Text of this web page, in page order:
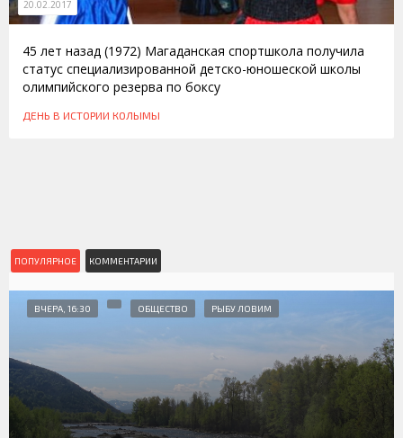
20.02.2017
45 лет назад (1972) Магаданская спортшкола получила
статус специализированной детско-юношеской школы
олимпийского резерва по боксу
ДЕНЬ В ИСТОРИИ КОЛЫМЫ
ПОПУЛЯРНОЕ КОММЕНТАРИИ
ВЧЕРА, 16:30 ОБЩЕСТВО РЫБУ ЛОВИМ